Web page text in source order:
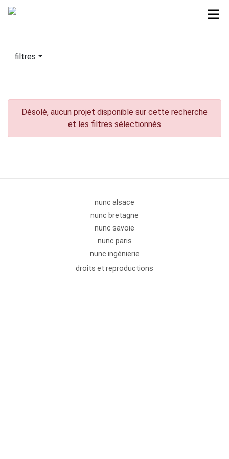
filtres
Désolé, aucun projet disponible sur cette recherche
et les filtres sélectionnés
nunc alsace
nunc bretagne
nunc savoie
nunc paris
nunc ingénierie
droits et reproductions